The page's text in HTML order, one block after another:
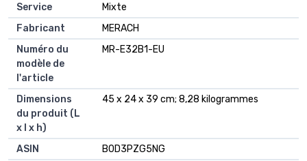
Service
‎Mixte
Fabricant
‎MERACH
Numéro du
modèle de
l'article
‎MR-E32B1-EU
Dimensions
du produit (L
x l x h)
‎45 x 24 x 39 cm; 8,28 kilogrammes
ASIN
‎B0D3PZG5NG